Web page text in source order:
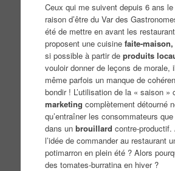
Ceux qui me suivent depuis 6 ans
raison d’être du Var des
été de mettre en avant les
proposent une cuisinefaite-maison,
si possible à partir de produits
vouloir donner de leçons de morale,
même parfois un manque de
bondir ! L’utilisation de la « saison »
marketing complètement détourné
qu’entraîner les consommateurs
dans un brouillard contre-productif.
l’idée de commander au restaurant
potimarron en plein été ? Alors
des tomates-burratina en hiver ?